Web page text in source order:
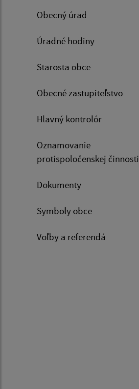
Obecný úrad
Úradné hodiny
Starosta obce
Obecné zastupiteľstvo
Hlavný kontrolór
Oznamovanie
protispoločenskej činnosti
Dokumenty
Symboly obce
Voľby a referendá